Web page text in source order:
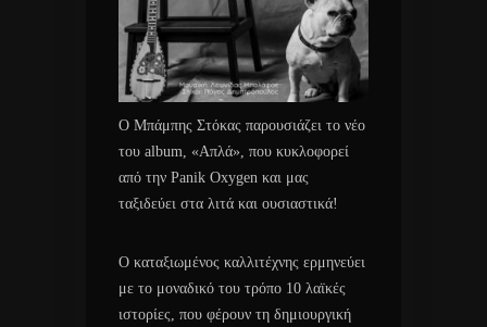
Ο Μπάμπης Στόκας παρουσιάζει το νέο
του album, «Απλά», που κυκλοφορεί
από την Panik Oxygen και μας
ταξιδεύει στα λιτά και ουσιαστικά!
Ο καταξιωμένος καλλιτέχνης ερμηνεύει
με το μοναδικό του τρόπο 10 λαϊκές
ιστορίες, που φέρουν τη δημιουργική